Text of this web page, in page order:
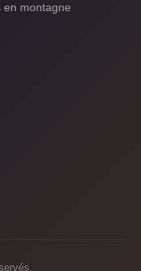
en montagne